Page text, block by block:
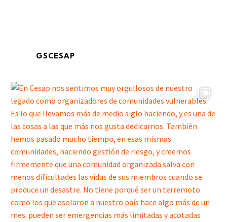
GSCESAP